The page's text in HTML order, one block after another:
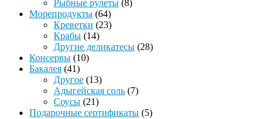
Рыбные рулеты (8)
Морепродукты (64)
Креветки (23)
Крабы (14)
Другие деликатесы (28)
Консервы (10)
Бакалея (41)
Другое (13)
Адыгейская соль (7)
Соусы (21)
Подарочные сертификаты (5)